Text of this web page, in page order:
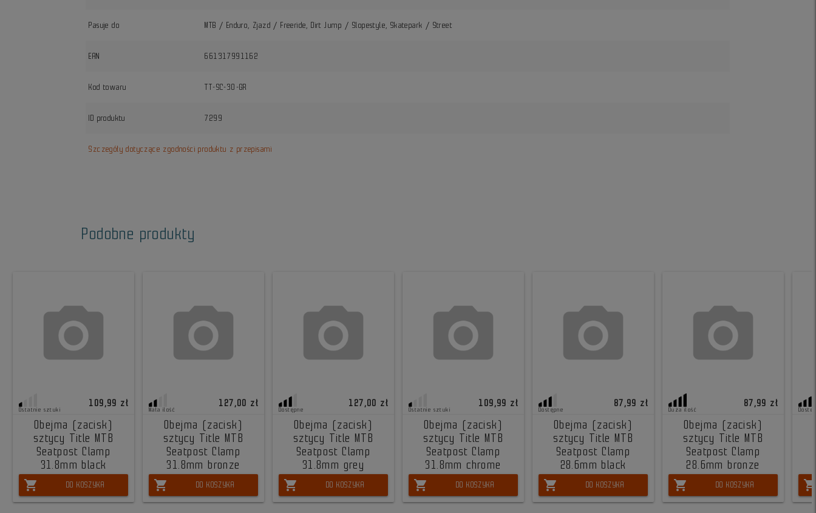
Pasuje do MTB / Enduro, Zjazd / Freeride, Dirt Jump / Slopestyle, Skatepark / Street
EAN 661317991162
Kod towaru TT-SC-30-GR
ID produktu 7299
Szczegóły dotyczące zgodności produktu z przepisami
Podobne produkty
Ostatnie sztuki
109,99 zł
Obejma (zacisk)
sztycy Title MTB
Seatpost Clamp
31.8mm black
shopping_cart DO KOSZYKA
Mała ilość
127,00 zł
Obejma (zacisk)
sztycy Title MTB
Seatpost Clamp
31.8mm bronze
shopping_cart DO KOSZYKA
Dostępne
127,00 zł
Obejma (zacisk)
sztycy Title MTB
Seatpost Clamp
31.8mm grey
shopping_cart DO KOSZYKA
Ostatnie sztuki
109,99 zł
Obejma (zacisk)
sztycy Title MTB
Seatpost Clamp
31.8mm chrome
shopping_cart DO KOSZYKA
Dostępne
87,99 zł
Obejma (zacisk)
sztycy Title MTB
Seatpost Clamp
28.6mm black
shopping_cart DO KOSZYKA
Duża ilość
87,99 zł
Obejma (zacisk)
sztycy Title MTB
Seatpost Clamp
28.6mm bronze
shopping_cart DO KOSZYKA